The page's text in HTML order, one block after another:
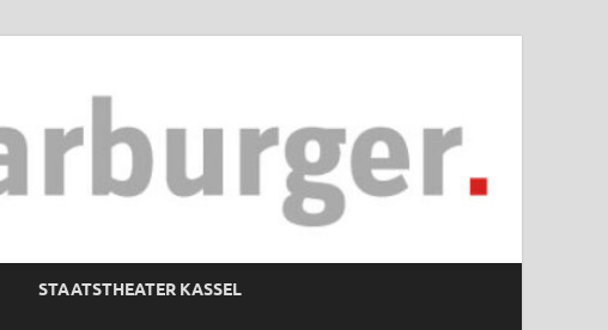
STAATSTHEATER KASSEL